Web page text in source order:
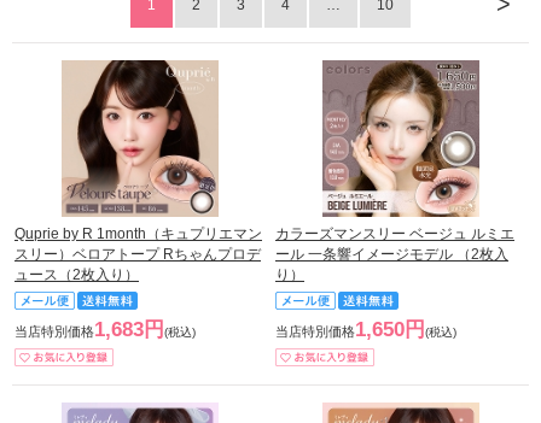
1 2 3 4 … 10
Quprie by R 1month（キュプリエマン
スリー）ベロアトープ Rちゃんプロデ
ュース（2枚入り）
当店特別価格1,683円 (税込)
カラーズマンスリー ベージュ ルミエ
ール 一条響イメージモデル （2枚入
り）
当店特別価格1,650円 (税込)